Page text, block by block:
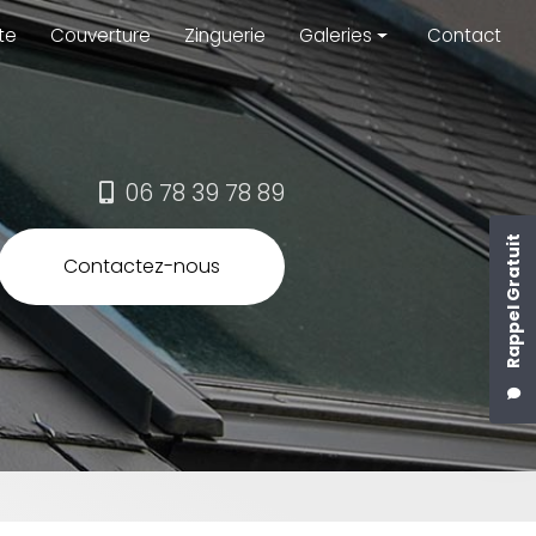
Rappel Gratuit
Couverture Zinguerie Galeries
Menuiserie extérieure
Charpente
Couverture
Contact
06 78 39 78 89
Contactez-nous